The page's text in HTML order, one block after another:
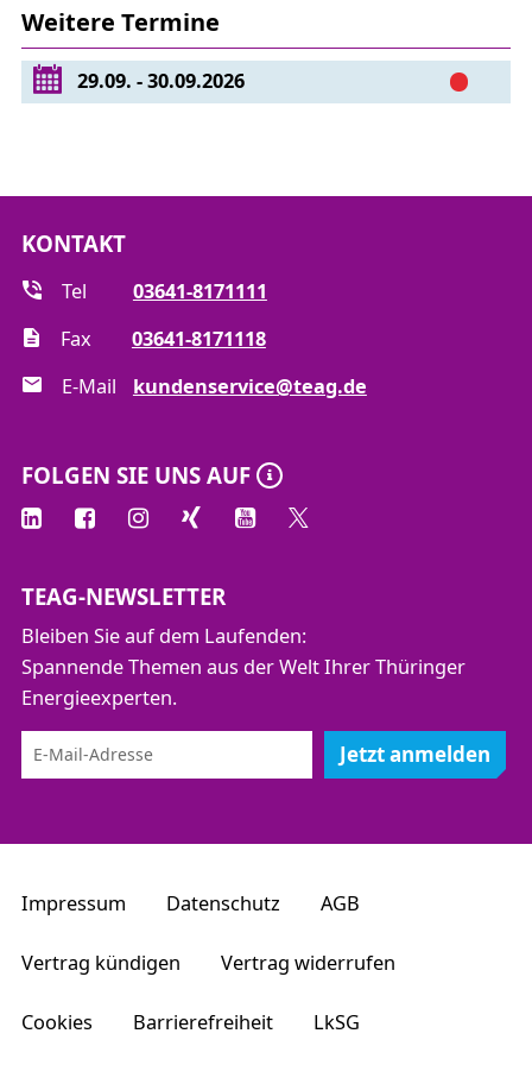
Querschnitte an Hausanschlusskästen
verwendete Kabeltypen z. B. NAYY, NAY2Y
öffentlichen Energieverteilungsnetzen
Betriebsbereitschaftserklärung nach DGUV
Vorschrift 3, § 5 Absatz 4
Energienetze GmbH & Co.KG
Weitere Termine
29.09. - 30.09.2026
KONTAKT
Tel
03641-8171111
Fax
03641-8171118
E-Mail
kundenservice@teag.de
FOLGEN SIE UNS AUF
TEAG-NEWSLETTER
Bleiben Sie auf dem Laufenden:
Spannende Themen aus der Welt Ihrer Thüringer
Energieexperten.
Jetzt anmelden
Impressum Datenschutz AGB
Vertrag kündigen Vertrag widerrufen
Cookies Barrierefreiheit LkSG